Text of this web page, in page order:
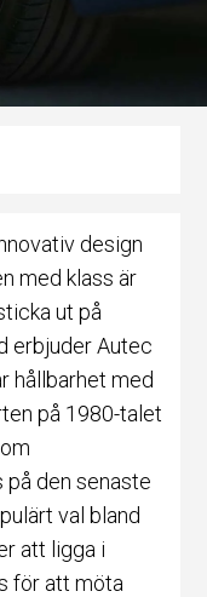
design
med klass är
ut på
erbjuder Autec
hållbarhet med
på 1980-talet
på den senaste
val bland
att ligga i
för att möta